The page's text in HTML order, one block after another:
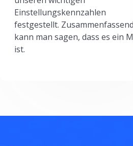
Einstellungskennzahlen
festgestellt. Zusammenfassend
kann man sagen, dass es ein
ist.